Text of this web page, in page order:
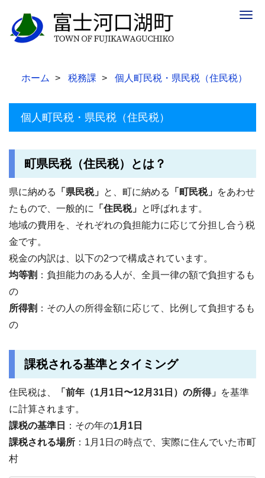
ホーム 税務課 個人町民税・県民税（住民税）
個人町民税・県民税（住民税）
町県民税（住民税）とは？
県に納める 「県民税」 と、町に納める 「町民税」 をあわせ
たもので、一般的に
「住民税」 と呼ばれます。
地域の費用を、それぞれの負担能力に応じて分担し合う税
金です。
税金の内訳は、以下の2つで構成されています。
均等割 ：負担能力のある人が、全員一律の額で負担するも
の
所得割 ：その人の所得金額に応じて、比例して負担するも
の
課税される基準とタイミング
住民税は、 「前年（1月1日〜12月31日）の所得」 を基準
に計算されます。
課税の基準日
：その年の1月1日
課税される場所 ：1月1日の時点で、実際に住んでいた市町
村